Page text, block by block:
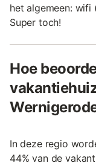
het algemeen: wifi
Super toch!
Hoe
In deze regio
44% van de